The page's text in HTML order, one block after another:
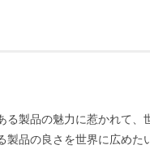
製品の魅力に惹かれて
製品の良さを世界に広め